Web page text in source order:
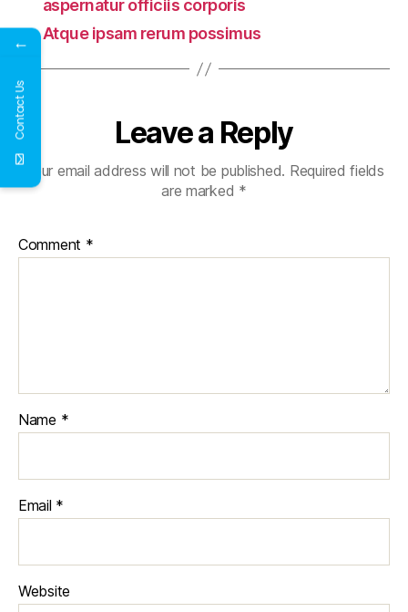
aspernatur officiis corporis
→ Atque ipsam rerum possimus
Leave a Reply
Your email address will not be published. Required fields
are marked *
Comment *
Name *
Email *
Website
←
Contact Us